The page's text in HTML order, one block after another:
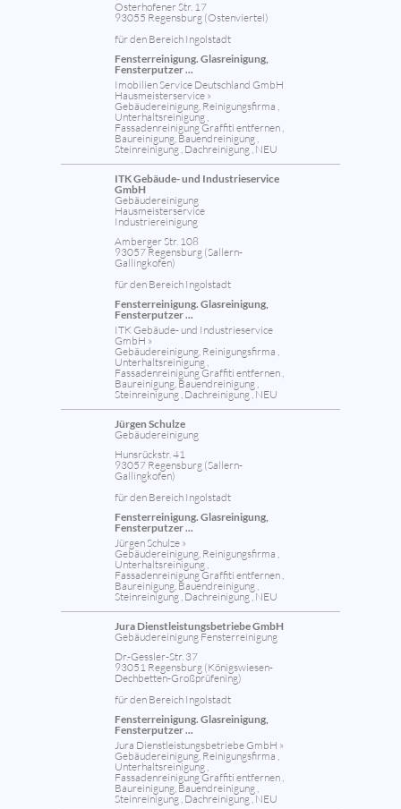
Osterhofener Str. 17
93055 Regensburg (Ostenviertel)
für den Bereich Ingolstadt
Fensterreinigung. Glasreinigung,
Fensterputzer ...
Imobilien Service Deutschland GmbH
Hausmeisterservice »
Gebäudereinigung, Reinigungsfirma ,
Unterhaltsreinigung ,
Fassadenreinigung Graffiti entfernen ,
Baureinigung, Bauendreinigung ,
Steinreinigung , Dachreinigung , NEU
ITK Gebäude- und Industrieservice
GmbH
Gebäudereinigung
Hausmeisterservice
Industriereinigung
Amberger Str. 108
93057 Regensburg (Sallern-
Gallingkofen)
für den Bereich Ingolstadt
Fensterreinigung. Glasreinigung,
Fensterputzer ...
ITK Gebäude- und Industrieservice
GmbH »
Gebäudereinigung, Reinigungsfirma ,
Unterhaltsreinigung ,
Fassadenreinigung Graffiti entfernen ,
Baureinigung, Bauendreinigung ,
Steinreinigung , Dachreinigung , NEU
Jürgen Schulze
Gebäudereinigung
Hunsrückstr. 41
93057 Regensburg (Sallern-
Gallingkofen)
für den Bereich Ingolstadt
Fensterreinigung. Glasreinigung,
Fensterputzer ...
Jürgen Schulze »
Gebäudereinigung, Reinigungsfirma ,
Unterhaltsreinigung ,
Fassadenreinigung Graffiti entfernen ,
Baureinigung, Bauendreinigung ,
Steinreinigung , Dachreinigung , NEU
Jura Dienstleistungsbetriebe GmbH
Gebäudereinigung Fensterreinigung
Dr.-Gessler-Str. 37
93051 Regensburg (Königswiesen-
Dechbetten-Großprüfening)
für den Bereich Ingolstadt
Fensterreinigung. Glasreinigung,
Fensterputzer ...
Jura Dienstleistungsbetriebe GmbH »
Gebäudereinigung, Reinigungsfirma ,
Unterhaltsreinigung ,
Fassadenreinigung Graffiti entfernen ,
Baureinigung, Bauendreinigung ,
Steinreinigung , Dachreinigung , NEU